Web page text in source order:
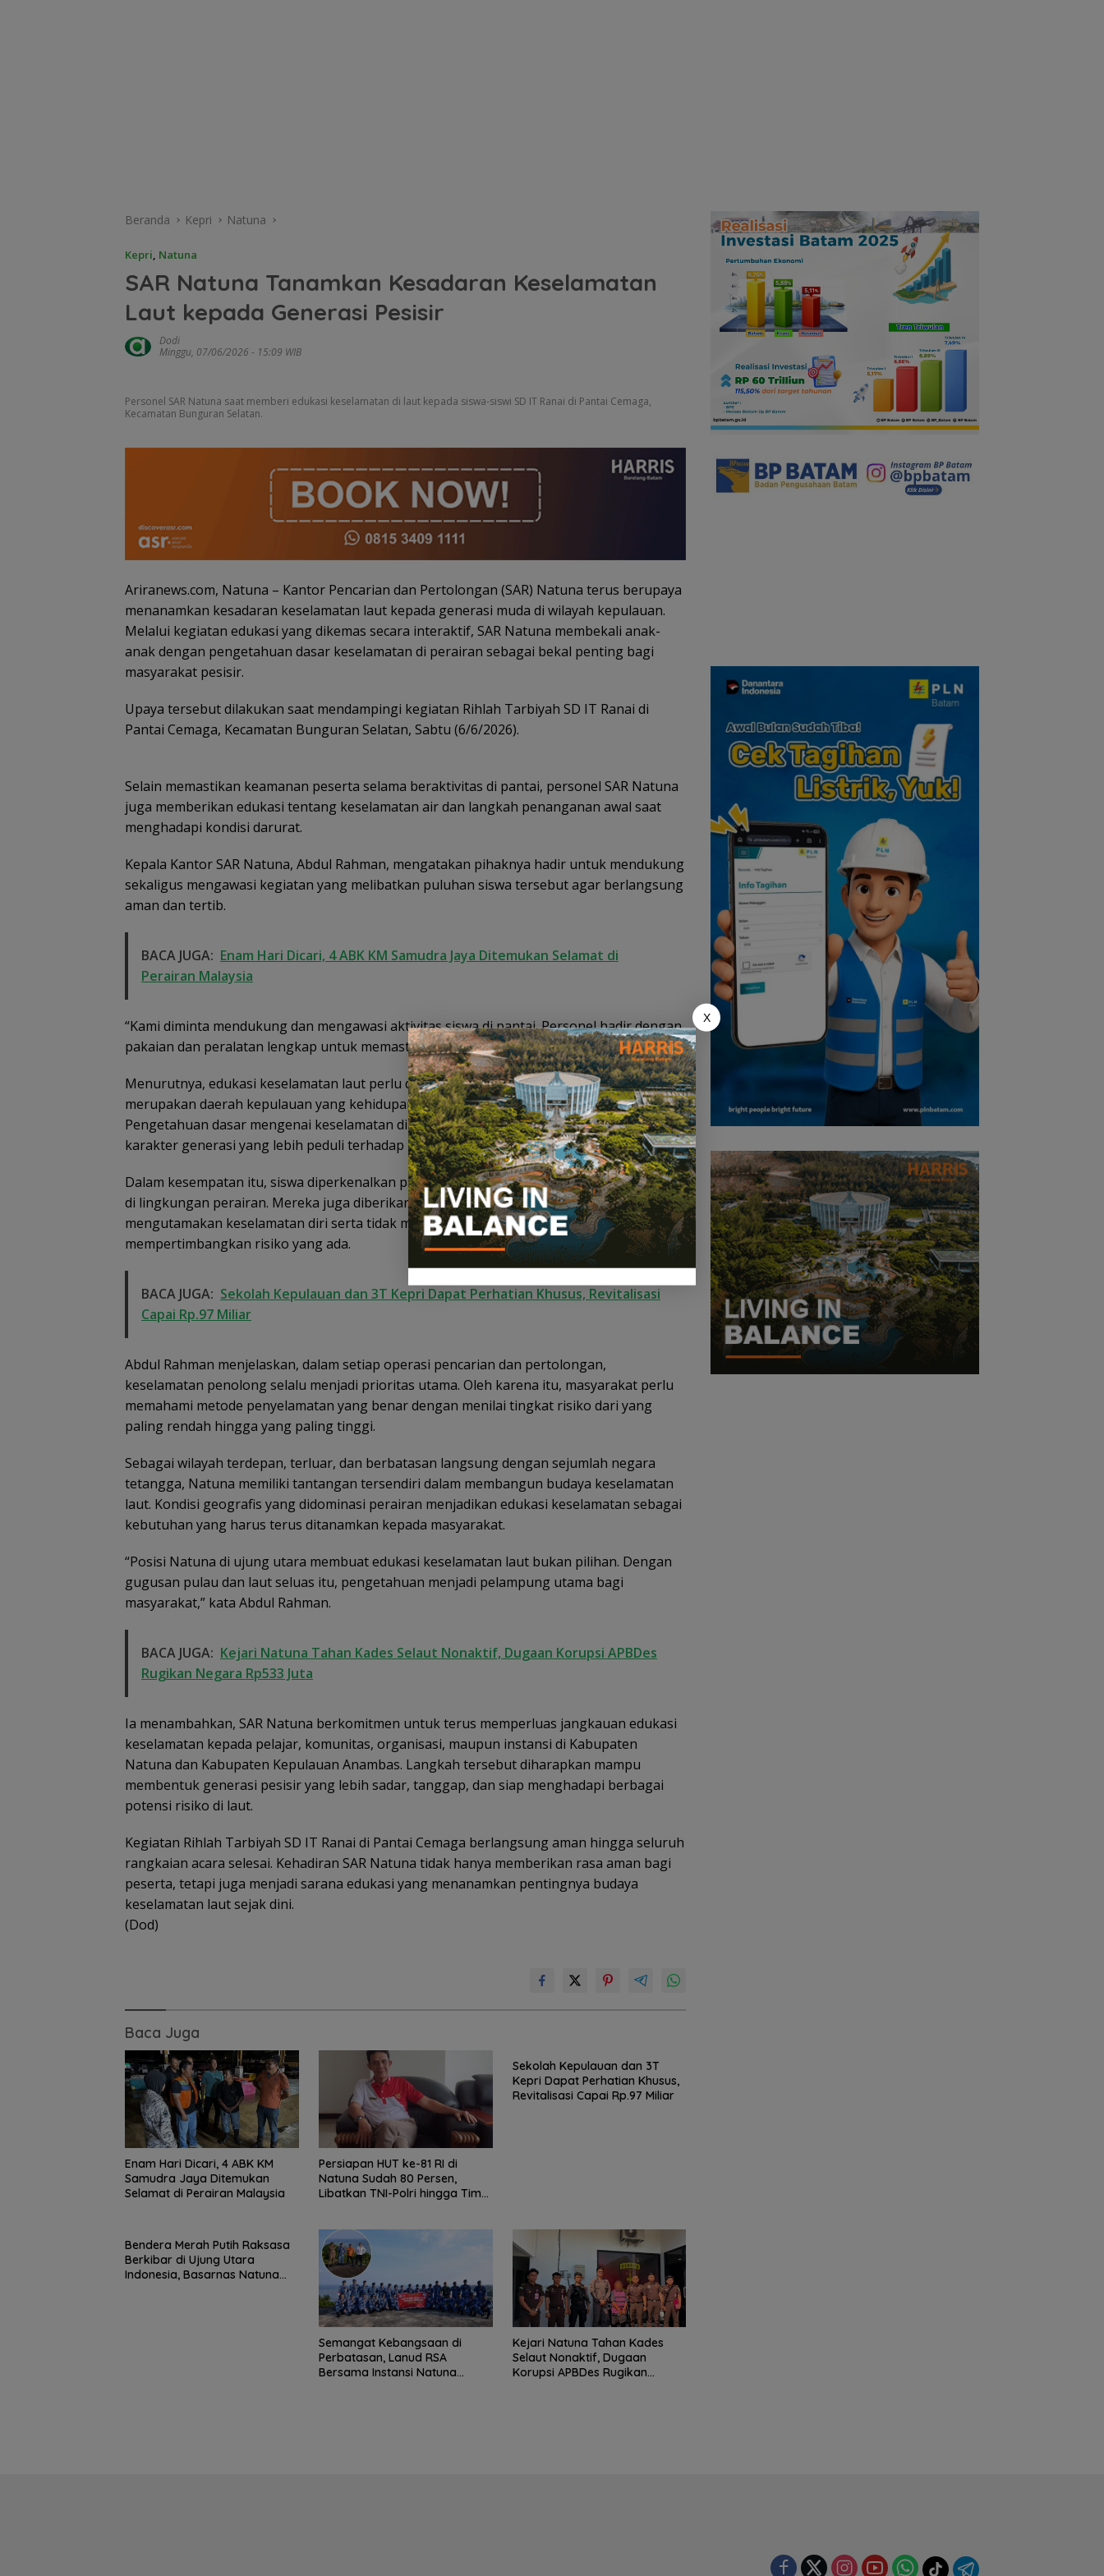
Beranda Kepri Natuna
Kepri, Natuna
SAR Natuna Tanamkan Kesadaran Keselamatan
Laut kepada Generasi Pesisir
Dodi
Minggu, 07/06/2026 - 15:09 WIB
Personel SAR Natuna saat memberi edukasi keselamatan di laut kepada siswa-siswi SD IT Ranai di Pantai Cemaga,
Kecamatan Bunguran Selatan.
Ariranews.com, Natuna – Kantor Pencarian dan Pertolongan (SAR) Natuna terus berupaya
menanamkan kesadaran keselamatan laut kepada generasi muda di wilayah kepulauan.
Melalui kegiatan edukasi yang dikemas secara interaktif, SAR Natuna membekali anak-
anak dengan pengetahuan dasar keselamatan di perairan sebagai bekal penting bagi
masyarakat pesisir.
Upaya tersebut dilakukan saat mendampingi kegiatan Rihlah Tarbiyah SD IT Ranai di
Pantai Cemaga, Kecamatan Bunguran Selatan, Sabtu (6/6/2026).
Selain memastikan keamanan peserta selama beraktivitas di pantai, personel SAR Natuna
juga memberikan edukasi tentang keselamatan air dan langkah penanganan awal saat
menghadapi kondisi darurat.
Kepala Kantor SAR Natuna, Abdul Rahman, mengatakan pihaknya hadir untuk mendukung
sekaligus mengawasi kegiatan yang melibatkan puluhan siswa tersebut agar berlangsung
aman dan tertib.
BACA JUGA: Enam Hari Dicari, 4 ABK KM Samudra Jaya Ditemukan Selamat di
Perairan Malaysia
“Kami diminta mendukung dan mengawasi aktivitas siswa di pantai. Personel hadir dengan
pakaian dan peralatan lengkap untuk memastikan keselamatan di air,” ujar Abdul Rahman.
Menurutnya, edukasi keselamatan laut perlu diberikan sejak usia dini mengingat Natuna
merupakan daerah kepulauan yang kehidupan masyarakatnya sangat dekat dengan laut.
Pengetahuan dasar mengenai keselamatan di perairan dinilai penting untuk membentuk
karakter generasi yang lebih peduli terhadap risiko dan keselamatan diri.
Dalam kesempatan itu, siswa diperkenalkan pada prinsip-prinsip keselamatan saat berada
di lingkungan perairan. Mereka juga diberikan pemahaman mengenai pentingnya
mengutamakan keselamatan diri serta tidak melakukan tindakan penyelamatan tanpa
mempertimbangkan risiko yang ada.
BACA JUGA: Sekolah Kepulauan dan 3T Kepri Dapat Perhatian Khusus, Revitalisasi
Capai Rp.97 Miliar
Abdul Rahman menjelaskan, dalam setiap operasi pencarian dan pertolongan,
keselamatan penolong selalu menjadi prioritas utama. Oleh karena itu, masyarakat perlu
memahami metode penyelamatan yang benar dengan menilai tingkat risiko dari yang
paling rendah hingga yang paling tinggi.
Sebagai wilayah terdepan, terluar, dan berbatasan langsung dengan sejumlah negara
tetangga, Natuna memiliki tantangan tersendiri dalam membangun budaya keselamatan
laut. Kondisi geografis yang didominasi perairan menjadikan edukasi keselamatan sebagai
kebutuhan yang harus terus ditanamkan kepada masyarakat.
“Posisi Natuna di ujung utara membuat edukasi keselamatan laut bukan pilihan. Dengan
gugusan pulau dan laut seluas itu, pengetahuan menjadi pelampung utama bagi
masyarakat,” kata Abdul Rahman.
BACA JUGA: Kejari Natuna Tahan Kades Selaut Nonaktif, Dugaan Korupsi APBDes
Rugikan Negara Rp533 Juta
Ia menambahkan, SAR Natuna berkomitmen untuk terus memperluas jangkauan edukasi
keselamatan kepada pelajar, komunitas, organisasi, maupun instansi di Kabupaten
Natuna dan Kabupaten Kepulauan Anambas. Langkah tersebut diharapkan mampu
membentuk generasi pesisir yang lebih sadar, tanggap, dan siap menghadapi berbagai
potensi risiko di laut.
Kegiatan Rihlah Tarbiyah SD IT Ranai di Pantai Cemaga berlangsung aman hingga seluruh
rangkaian acara selesai. Kehadiran SAR Natuna tidak hanya memberikan rasa aman bagi
peserta, tetapi juga menjadi sarana edukasi yang menanamkan pentingnya budaya
keselamatan laut sejak dini.
(Dod)
Baca Juga
Enam Hari Dicari, 4 ABK KM
Samudra Jaya Ditemukan
Selamat di Perairan Malaysia
Persiapan HUT ke-81 RI di
Natuna Sudah 80 Persen,
Libatkan TNI-Polri hingga Tim
Sekolah Kepulauan dan 3T
Kepri Dapat Perhatian Khusus,
Revitalisasi Capai Rp.97 Miliar
Bendera Merah Putih Raksasa
Berkibar di Ujung Utara
Indonesia, Basarnas Natuna
Semangat Kebangsaan di
Perbatasan, Lanud RSA
Bersama Instansi Natuna
Kejari Natuna Tahan Kades
Selaut Nonaktif, Dugaan
Korupsi APBDes Rugikan
X